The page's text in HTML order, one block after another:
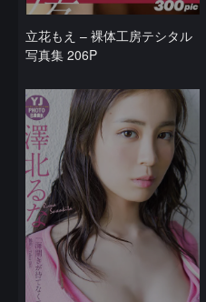
立花もえ – 裸体工房テシタル
写真集 206P